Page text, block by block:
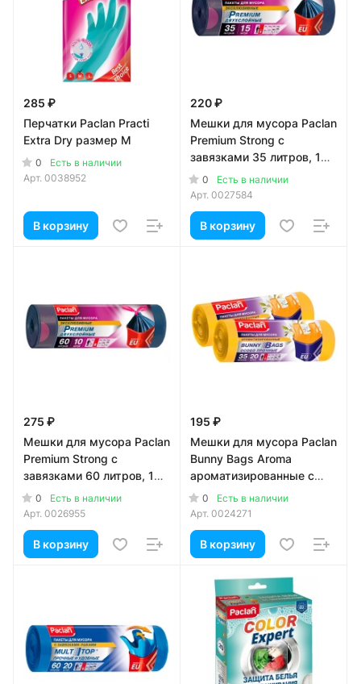
285 ₽
Перчатки Paclan Practi
Extra Dry размер М
0
Есть в наличии
Арт. 0038952
В корзину
220 ₽
Мешки для мусора Paclan
Premium Strong с
завязками 35 литров, 15
шт0
Есть в наличии
Арт. 0027584
В корзину
275 ₽
Мешки для мусора Paclan
Premium Strong с
завязками 60 литров, 10
шт0
Есть в наличии
Арт. 0026955
В корзину
195 ₽
Мешки для мусора Paclan
Bunny Bags Aroma
ароматизированные с
ручками 35 литров, 20
шт
0
Есть в наличии
Арт. 0024271
В корзину